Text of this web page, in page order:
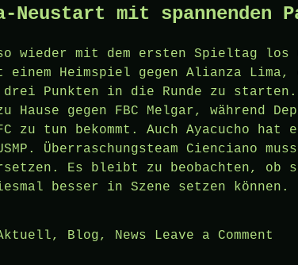
Neustart mit spannenden
wieder mit dem ersten Spieltag los
Heimspiel gegen Alianza Lima,
drei Punkten in die Runde zu
Hause gegen FBC Melgar, während
zu tun bekommt. Auch Ayacucho hat
Überraschungsteam Cienciano
Es bleibt zu beobachten, ob
besser in Szene setzen können.
, Blog, News Leave a Comment